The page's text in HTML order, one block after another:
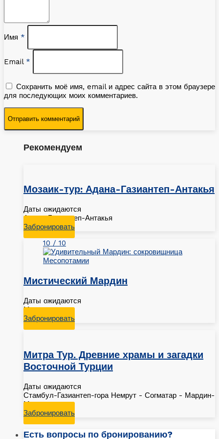
Имя *
Email *
Сохранить моё имя, email и адрес сайта в этом браузере
для последующих моих комментариев.
Рекомендуем
Мозаик-тур: Адана-Газиантеп-Антакья
Даты ожидаются
Адана-Газиантеп-Антакья
Забронировать
10 / 10
Мистический Мардин
Даты ожидаются
Мардин
Забронировать
Митра Тур. Древние храмы и загадки
Восточной Турции
Даты ожидаются
Стамбул-Газиантеп-гора Немрут - Согматар - Мардин-
Мидьят
Забронировать
Есть вопросы по бронированию?